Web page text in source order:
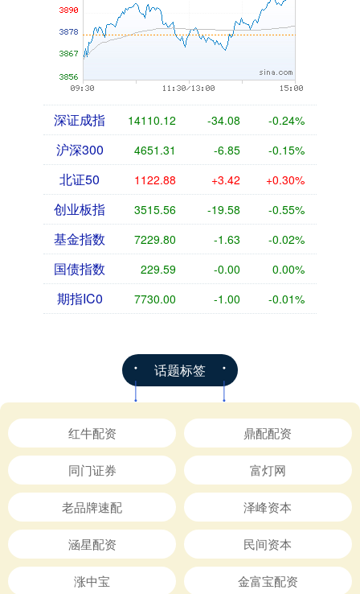
深证成指 14110.12 -34.08 -0.24%
沪深300 4651.31 -6.85 -0.15%
北证50 1122.88 +3.42 +0.30%
创业板指 3515.56 -19.58 -0.55%
基金指数 7229.80 -1.63 -0.02%
国债指数 229.59 -0.00 0.00%
期指IC0 7730.00 -1.00 -0.01%
话题标签
红牛配资 鼎配配资
同门证券 富灯网
老品牌速配 泽峰资本
涵星配资 民间资本
涨中宝 金富宝配资